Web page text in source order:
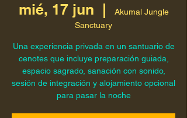
mié, 17 jun
  |
Akumal Jungle
Sanctuary
Una experiencia privada en un santuario de
cenotes que incluye preparación guiada,
espacio sagrado, sanación con sonido,
sesión de integración y alojamiento opcional
para pasar la noche